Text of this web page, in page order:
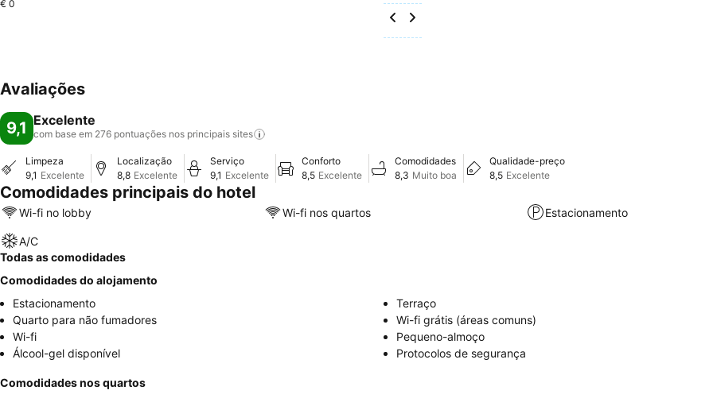
€ 0
Avaliações
9,1 Excelente
com base em 276 pontuações nos principais sites
Limpeza
9,1 Excelente
Localização
8,8 Excelente
Serviço
9,1 Excelente
Conforto
8,5 Excelente
Comodidades
8,3 Muito boa
Qualidade-preço
8,5 Excelente
Comodidades principais do hotel
Wi-fi no lobby Wi-fi nos quartos Estacionamento
A/C
Todas as comodidades
Comodidades do alojamento
Estacionamento
Terraço
Quarto para não fumadores
Wi-fi grátis (áreas comuns)
Wi-fi
Pequeno-almoço
Álcool-gel disponível
Protocolos de segurança
Comodidades nos quartos